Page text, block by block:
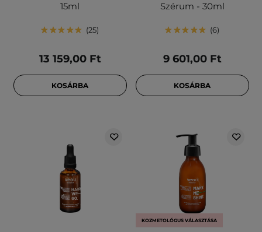
15ml
25
13 159,00 Ft
KOSÁRBA
Szérum - 30ml
6
9 601,00 Ft
KOSÁRBA
KOZMETOLÓGUS VÁLASZTÁSA